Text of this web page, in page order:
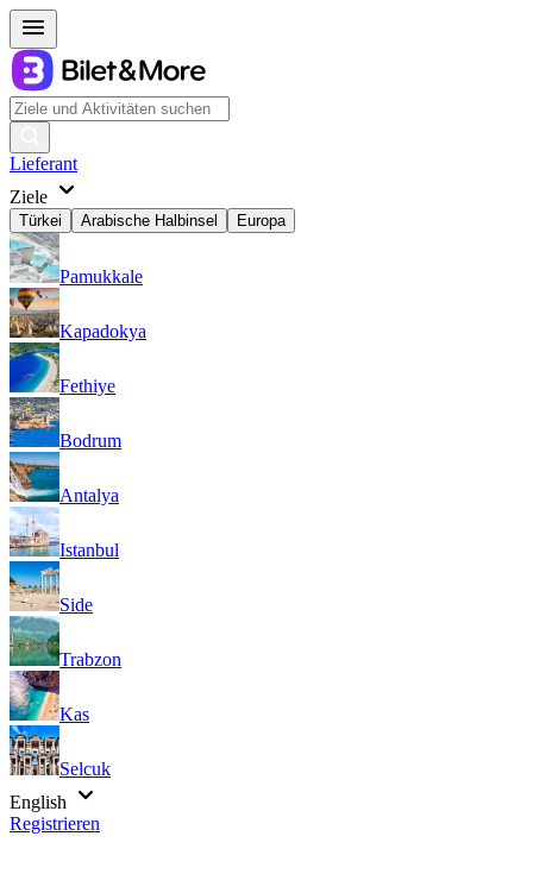
Lieferant
Ziele
Türkei Arabische Halbinsel Europa
Pamukkale
Kapadokya
Fethiye
Bodrum
Antalya
Istanbul
Side
Trabzon
Kas
Selcuk
English
Registrieren